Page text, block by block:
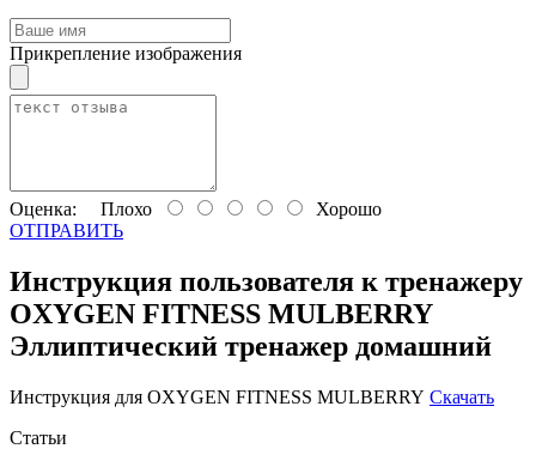
Прикрепление изображения
Оценка: Плохо
Хорошо
ОТПРАВИТЬ
Инструкция пользователя к тренажеру
OXYGEN FITNESS MULBERRY
Эллиптический тренажер домашний
Инструкция для OXYGEN FITNESS MULBERRY Скачать
Статьи